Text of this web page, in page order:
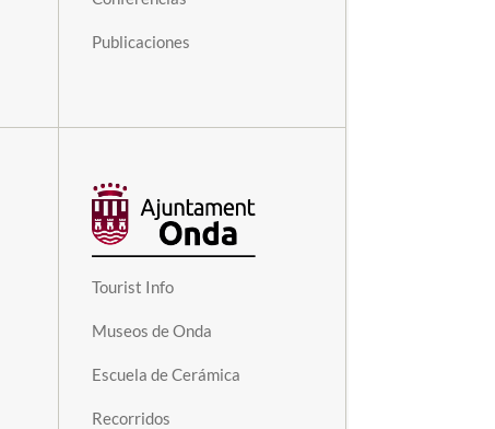
Publicaciones
Tourist Info
Museos de Onda
Escuela de Cerámica
Recorridos